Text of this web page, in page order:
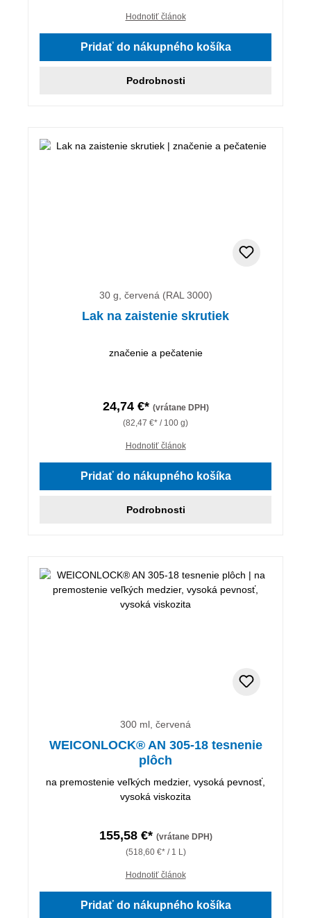
Hodnotiť článok
Pridať do nákupného košíka
Podrobnosti
30 g, červená (RAL 3000)
Lak na zaistenie skrutiek
značenie a pečatenie
24,74 €* (vrátane DPH)
(82,47 €* / 100 g)
Hodnotiť článok
Pridať do nákupného košíka
Podrobnosti
300 ml, červená
WEICONLOCK® AN 305-18 tesnenie
plôch
na premostenie veľkých medzier, vysoká pevnosť,
vysoká viskozita
155,58 €* (vrátane DPH)
(518,60 €* / 1 L)
Hodnotiť článok
Pridať do nákupného košíka